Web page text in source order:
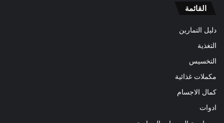
القائمة
دليل التمارين
التغذية
التخسيس
مكملات غذائية
كمال الاجسام
ادوات